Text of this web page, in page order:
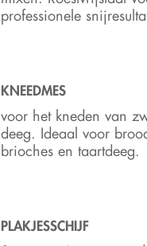
professionele
KNEEDMES
voor het kneden van
deeg. Ideaal voor
brioches en taartdeeg.
PLAKJESSCHIJF